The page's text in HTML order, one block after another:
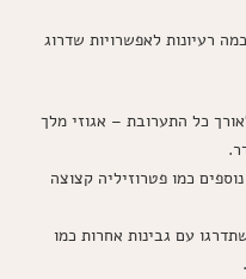
רעיונות לאפשרויות שדרוג
כל התערובת – אגוזי מלך
כמו פטרוזיליה קצוצה
עם גבינות אחרות כמו